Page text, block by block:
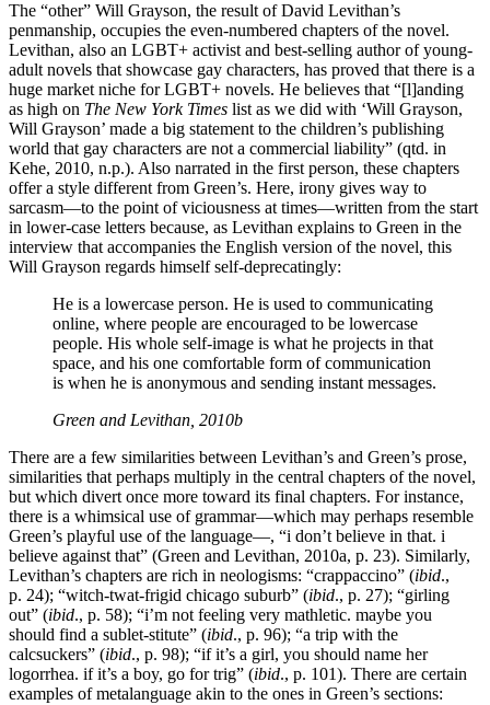
The “other” Will Grayson, the result of David Levithan’s
penmanship, occupies the even-numbered chapters of the novel.
Levithan, also an LGBT+ activist and best-selling author of young-
adult novels that showcase gay characters, has proved that there is a
huge market niche for LGBT+ novels. He believes that “[l]anding
as high on The New York Times list as we did with ‘Will Grayson,
Will Grayson’ made a big statement to the children’s publishing
world that gay characters are not a commercial liability” (qtd. in
Kehe, 2010, n.p.). Also narrated in the first person, these chapters
offer a style different from Green’s. Here, irony gives way to
sarcasm—to the point of viciousness at times—written from the start
in lower-case letters because, as Levithan explains to Green in the
interview that accompanies the English version of the novel, this
Will Grayson regards himself self-deprecatingly:
He is a lowercase person. He is used to communicating
online, where people are encouraged to be lowercase
people. His whole self-image is what he projects in that
space, and his one comfortable form of communication
is when he is anonymous and sending instant messages.
Green and Levithan, 2010b
There are a few similarities between Levithan’s and Green’s prose,
similarities that perhaps multiply in the central chapters of the novel,
but which divert once more toward its final chapters. For instance,
there is a whimsical use of grammar—which may perhaps resemble
Green’s playful use of the language—, “i don’t believe in that. i
believe against that” (Green and Levithan, 2010a, p. 23). Similarly,
Levithan’s chapters are rich in neologisms: “crappaccino” (ibid.,
p. 24); “witch-twat-frigid chicago suburb” (ibid., p. 27); “girling
out” (ibid., p. 58); “i’m not feeling very mathletic. maybe you
should find a sublet-stitute” (ibid., p. 96); “a trip with the
calcsuckers” (ibid., p. 98); “if it’s a girl, you should name her
logorrhea. if it’s a boy, go for trig” (ibid., p. 101). There are certain
examples of metalanguage akin to the ones in Green’s sections: